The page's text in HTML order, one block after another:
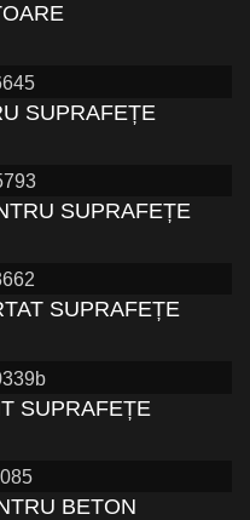
SUPRAFEȚE
SUPRAFEȚE
SUPRAFEȚE
SUPRAFEȚE
BETON